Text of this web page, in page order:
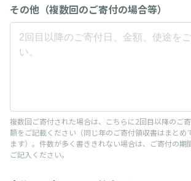
その他（複数回のご寄付の場合等）
複数回ご寄付された場合は、こちらに2回目以降のご
額をご記載ください（同じ年のご寄付領収書はまとめ
ます）。件数が多く書ききれない場合は、ご寄付の期
ご記入ください。